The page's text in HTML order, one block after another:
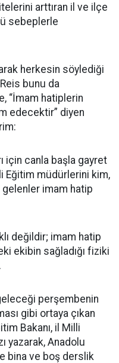
arttıran il ve ilçe
sebeplerle
herkesin söylediği
bunu da
“İmam hatiplerin
edecektir” diyen
için canla başla gayret
Eğitim müdürlerini kim,
gelenler imam hatip
değildir; imam hatip
ekibin sağladığı fiziki
perşembenin
gibi ortaya çıkan
Bakanı, il Milli
yazarak, Anadolu
bina ve boş derslik